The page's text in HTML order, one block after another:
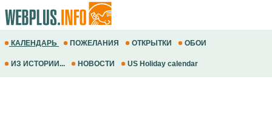
КАЛЕНДАРЬ ПОЖЕЛАНИЯ ОТКРЫТКИ ОБОИ
ИЗ ИСТОРИИ... НОВОСТИ US Holiday calendar